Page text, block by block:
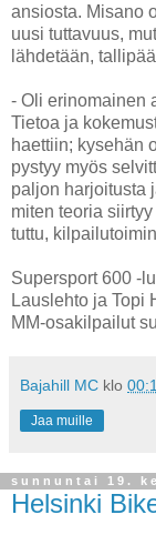
ansiosta. Misano
uusi tuttavuus,
lähdetään,
- Oli erinomainen
Tietoa ja
haettiin; kysehän
pystyy myös
paljon harjoitusta
miten teoria
tuttu,
Supersport 600 -
Lauslehto ja Topi
MM-osakilpailut
Bajahill MC klo
Jaa muille
sunnuntai 19.
Helsinki